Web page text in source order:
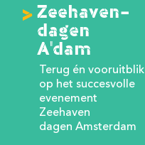
>Zeehaven-
dagen
A'dam
Terug én vooruitblik
op het succesvolle
evenement
Zeehaven
dagen Amsterdam